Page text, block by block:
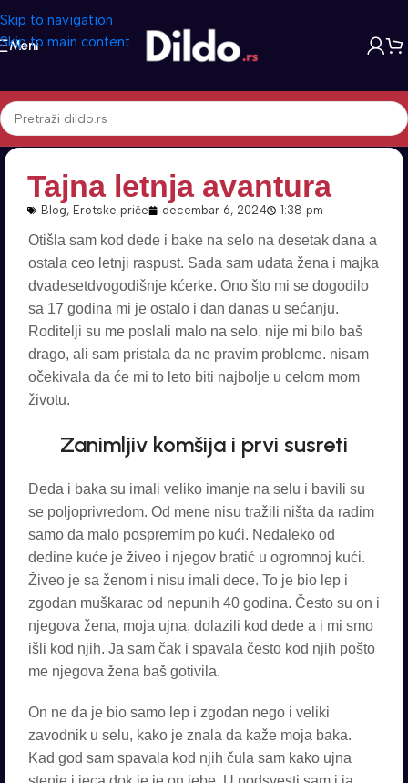
Skip to navigation
Skip to main content
Meni
Tajna letnja avantura
Blog, Erotske priče decembar 6, 2024 1:38 pm
Otišla sam kod dede i bake na selo na desetak dana a
ostala ceo letnji raspust. Sada sam udata žena i majka
dvadesetdvogodišnje kćerke. Ono što mi se dogodilo
sa 17 godina mi je ostalo i dan danas u sećanju.
Roditelji su me poslali malo na selo, nije mi bilo baš
drago, ali sam pristala da ne pravim probleme. nisam
očekivala da će mi to leto biti najbolje u celom mom
životu.
Zanimljiv komšija i prvi susreti
Deda i baka su imali veliko imanje na selu i bavili su
se poljoprivredom. Od mene nisu tražili ništa da radim
samo da malo pospremim po kući. Nedaleko od
dedine kuće je živeo i njegov bratić u ogromnoj kući.
Živeo je sa ženom i nisu imali dece. To je bio lep i
zgodan muškarac od nepunih 40 godina. Često su on i
njegova žena, moja ujna, dolazili kod dede a i mi smo
išli kod njih. Ja sam čak i spavala često kod njih pošto
me njegova žena baš gotivila.
On ne da je bio samo lep i zgodan nego i veliki
zavodnik u selu, kako je znala da kaže moja baka.
Kad god sam spavala kod njih čula sam kako ujna